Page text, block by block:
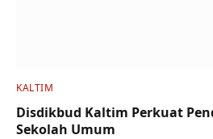
KALTIM
Disdikbud Kaltim Perkuat
Sekolah Umum